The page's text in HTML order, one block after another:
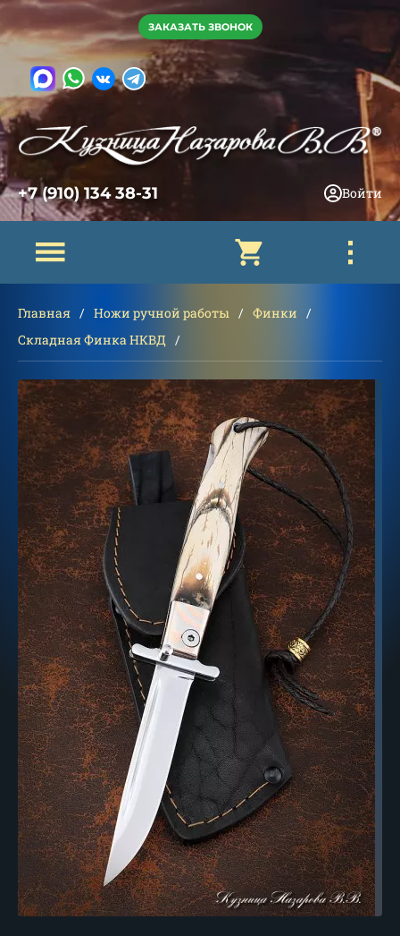
ЗАКАЗАТЬ ЗВОНОК
+7 (910) 134 38-31 Войти
Главная Ножи ручной работы
Финки
Складная Финка НКВД